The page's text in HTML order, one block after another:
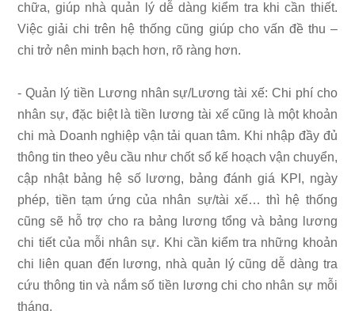
chữa, giúp nhà quản lý dễ dàng kiểm tra khi cần thiết.
Việc giải chi trên hệ thống cũng giúp cho vấn đề thu –
chi trở nên minh bạch hơn, rõ ràng hơn.
- Quản lý tiền Lương nhân sự/Lương tài xế: Chi phí cho
nhân sự, đặc biệt là tiền lương tài xế cũng là một khoản
chi mà Doanh nghiệp vận tải quan tâm. Khi nhập đầy đủ
thông tin theo yêu cầu như chốt sổ kế hoạch vận chuyển,
cập nhật bảng hệ số lương, bảng đánh giá KPI, ngày
phép, tiền tạm ứng của nhân sự/tài xế… thì hệ thống
cũng sẽ hỗ trợ cho ra bảng lương tổng và bảng lương
chi tiết của mỗi nhân sự. Khi cần kiểm tra những khoản
chi liên quan đến lương, nhà quản lý cũng dễ dàng tra
cứu thông tin và nắm số tiền lương chi cho nhân sự mỗi
tháng.